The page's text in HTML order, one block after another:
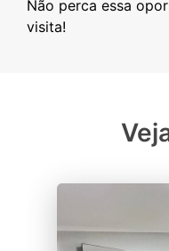
Não perca essa